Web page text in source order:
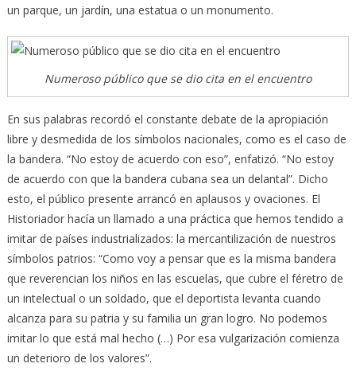
un parque, un jardín, una estatua o un monumento.
Numeroso público que se dio cita en el encuentro
En sus palabras recordó el constante debate de la apropiación
libre y desmedida de los símbolos nacionales, como es el caso de
la bandera. “No estoy de acuerdo con eso”, enfatizó. “No estoy
de acuerdo con que la bandera cubana sea un delantal”. Dicho
esto, el público presente arrancó en aplausos y ovaciones. El
Historiador hacía un llamado a una práctica que hemos tendido a
imitar de países industrializados: la mercantilización de nuestros
símbolos patrios: “Como voy a pensar que es la misma bandera
que reverencian los niños en las escuelas, que cubre el féretro de
un intelectual o un soldado, que el deportista levanta cuando
alcanza para su patria y su familia un gran logro. No podemos
imitar lo que está mal hecho (…) Por esa vulgarización comienza
un deterioro de los valores”.